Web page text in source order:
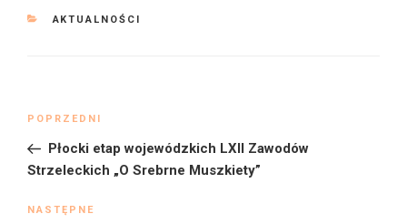
KATEGORIE
AKTUALNOŚCI
Nawigacja
Poprzedni
wpis
POPRZEDNI
Płocki etap wojewódzkich LXII Zawodów
Strzeleckich „O Srebrne Muszkiety”
Następny
NASTĘPNE